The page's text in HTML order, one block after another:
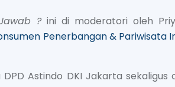
?ini di moderatori oleh
Penerbangan & Pariwisata
Astindo DKI Jakarta sekaligus